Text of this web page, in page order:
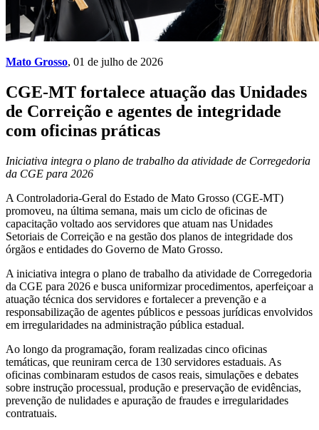
Mato Grosso, 01 de julho de 2026
CGE-MT fortalece atuação das Unidades
de Correição e agentes de integridade
com oficinas práticas
Iniciativa integra o plano de trabalho da atividade de Corregedoria
da CGE para 2026
A Controladoria-Geral do Estado de Mato Grosso (CGE-MT)
promoveu, na última semana, mais um ciclo de oficinas de
capacitação voltado aos servidores que atuam nas Unidades
Setoriais de Correição e na gestão dos planos de integridade dos
órgãos e entidades do Governo de Mato Grosso.
A iniciativa integra o plano de trabalho da atividade de Corregedoria
da CGE para 2026 e busca uniformizar procedimentos, aperfeiçoar a
atuação técnica dos servidores e fortalecer a prevenção e a
responsabilização de agentes públicos e pessoas jurídicas envolvidos
em irregularidades na administração pública estadual.
Ao longo da programação, foram realizadas cinco oficinas
temáticas, que reuniram cerca de 130 servidores estaduais. As
oficinas combinaram estudos de casos reais, simulações e debates
sobre instrução processual, produção e preservação de evidências,
prevenção de nulidades e apuração de fraudes e irregularidades
contratuais.